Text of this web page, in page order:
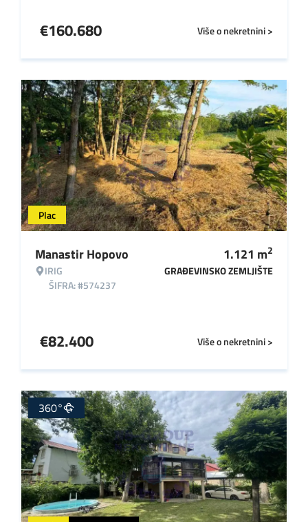
Više o nekretnini >
€160.680
Plac
Manastir Hopovo
IRIG
ŠIFRA: #574237
1.121 m2
GRAĐEVINSKO ZEMLJIŠTE
Više o nekretnini >
€82.400
360°